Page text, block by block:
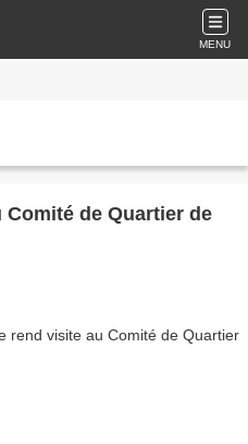
MENU
de Quartier de